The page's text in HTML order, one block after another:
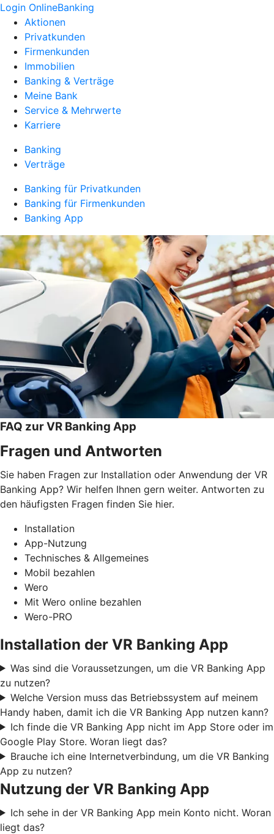
Login OnlineBanking
Aktionen
Privatkunden
Firmenkunden
Immobilien
Banking & Verträge
Meine Bank
Service & Mehrwerte
Karriere
Banking
Verträge
Banking für Privatkunden
Banking für Firmenkunden
Banking App
FAQ zur VR Banking App
Fragen und Antworten
Sie haben Fragen zur Installation oder Anwendung der VR
Banking App? Wir helfen Ihnen gern weiter. Antworten zu
den häufigsten Fragen finden Sie hier.
Installation
App-Nutzung
Technisches & Allgemeines
Mobil bezahlen
Wero
Mit Wero online bezahlen
Wero-PRO
Installation der VR Banking App
Was sind die Voraussetzungen, um die VR Banking App
zu nutzen?
Welche Version muss das Betriebssystem auf meinem
Handy haben, damit ich die VR Banking App nutzen kann?
Ich finde die VR Banking App nicht im App Store oder im
Google Play Store. Woran liegt das?
Brauche ich eine Internetverbindung, um die VR Banking
App zu nutzen?
Nutzung der VR Banking App
Ich sehe in der VR Banking App mein Konto nicht. Woran
liegt das?